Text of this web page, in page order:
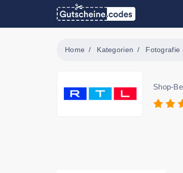
Home Kategorien Fotografie
Shop-